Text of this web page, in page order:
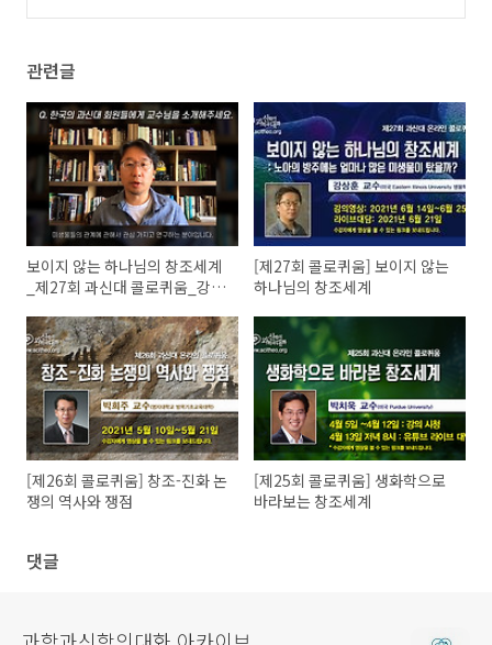
관련글
보이지 않는 하나님의 창조세계
_제27회 과신대 콜로퀴움_강상
[제27회 콜로퀴움] 보이지 않는
하나님의 창조세계
[제26회 콜로퀴움] 창조-진화 논
쟁의 역사와 쟁점
[제25회 콜로퀴움] 생화학으로
바라보는 창조세계
댓글